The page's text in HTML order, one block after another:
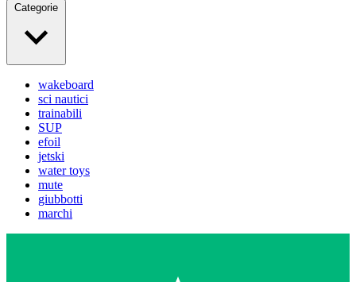
Categorie
wakeboard
sci nautici
trainabili
SUP
efoil
jetski
water toys
mute
giubbotti
marchi